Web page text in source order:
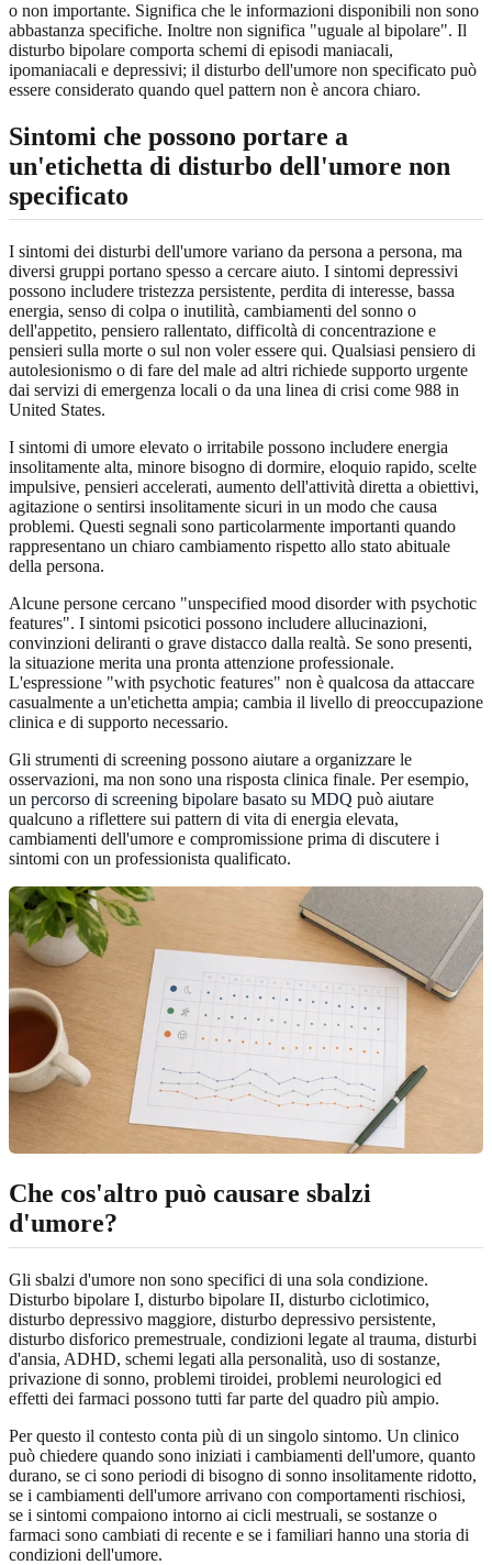
o non importante. Significa che le informazioni disponibili non sono
abbastanza specifiche. Inoltre non significa "uguale al bipolare". Il
disturbo bipolare comporta schemi di episodi maniacali,
ipomaniacali e depressivi; il disturbo dell'umore non specificato può
essere considerato quando quel pattern non è ancora chiaro.
Sintomi che possono portare a
un'etichetta di disturbo dell'umore non
specificato
I sintomi dei disturbi dell'umore variano da persona a persona, ma
diversi gruppi portano spesso a cercare aiuto. I sintomi depressivi
possono includere tristezza persistente, perdita di interesse, bassa
energia, senso di colpa o inutilità, cambiamenti del sonno o
dell'appetito, pensiero rallentato, difficoltà di concentrazione e
pensieri sulla morte o sul non voler essere qui. Qualsiasi pensiero di
autolesionismo o di fare del male ad altri richiede supporto urgente
dai servizi di emergenza locali o da una linea di crisi come 988 in
United States.
I sintomi di umore elevato o irritabile possono includere energia
insolitamente alta, minore bisogno di dormire, eloquio rapido, scelte
impulsive, pensieri accelerati, aumento dell'attività diretta a obiettivi,
agitazione o sentirsi insolitamente sicuri in un modo che causa
problemi. Questi segnali sono particolarmente importanti quando
rappresentano un chiaro cambiamento rispetto allo stato abituale
della persona.
Alcune persone cercano "unspecified mood disorder with psychotic
features". I sintomi psicotici possono includere allucinazioni,
convinzioni deliranti o grave distacco dalla realtà. Se sono presenti,
la situazione merita una pronta attenzione professionale.
L'espressione "with psychotic features" non è qualcosa da attaccare
casualmente a un'etichetta ampia; cambia il livello di preoccupazione
clinica e di supporto necessario.
Gli strumenti di screening possono aiutare a organizzare le
osservazioni, ma non sono una risposta clinica finale. Per esempio,
un percorso di screening bipolare basato su MDQ può aiutare
qualcuno a riflettere sui pattern di vita di energia elevata,
cambiamenti dell'umore e compromissione prima di discutere i
sintomi con un professionista qualificato.
Che cos'altro può causare sbalzi
d'umore?
Gli sbalzi d'umore non sono specifici di una sola condizione.
Disturbo bipolare I, disturbo bipolare II, disturbo ciclotimico,
disturbo depressivo maggiore, disturbo depressivo persistente,
disturbo disforico premestruale, condizioni legate al trauma, disturbi
d'ansia, ADHD, schemi legati alla personalità, uso di sostanze,
privazione di sonno, problemi tiroidei, problemi neurologici ed
effetti dei farmaci possono tutti far parte del quadro più ampio.
Per questo il contesto conta più di un singolo sintomo. Un clinico
può chiedere quando sono iniziati i cambiamenti dell'umore, quanto
durano, se ci sono periodi di bisogno di sonno insolitamente ridotto,
se i cambiamenti dell'umore arrivano con comportamenti rischiosi,
se i sintomi compaiono intorno ai cicli mestruali, se sostanze o
farmaci sono cambiati di recente e se i familiari hanno una storia di
condizioni dell'umore.